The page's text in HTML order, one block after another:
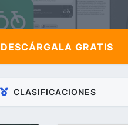
DESCÁRGALA GRATIS
CLASIFICACIONES